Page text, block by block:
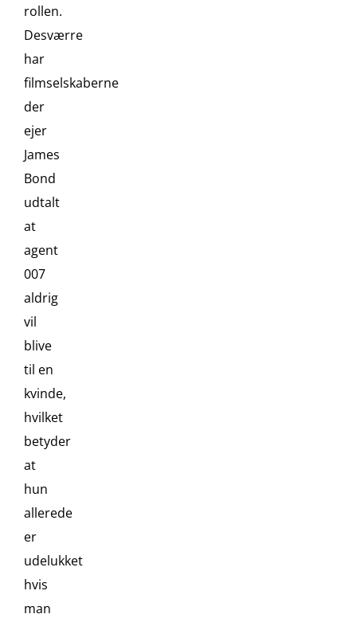
rollen.
Desværre
har
filmselskaberne
der
ejer
James
Bond
udtalt
at
agent
007
aldrig
vil
blive
til en
kvinde,
hvilket
betyder
at
hun
allerede
er
udelukket
hvis
man